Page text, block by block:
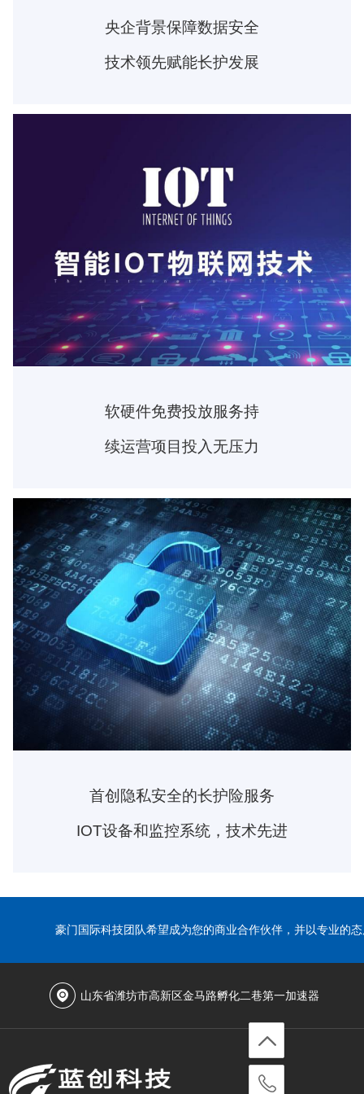
央企背景保障数据安全
技术领先赋能长护发展
软硬件免费投放服务持
续运营项目投入无压力
首创隐私安全的长护险服务
IOT设备和监控系统，技术先进
豪门国际科技团队希望成为您的商业合作伙伴，并以专业的
山东省潍坊市高新区金马路孵化二巷第一加速器